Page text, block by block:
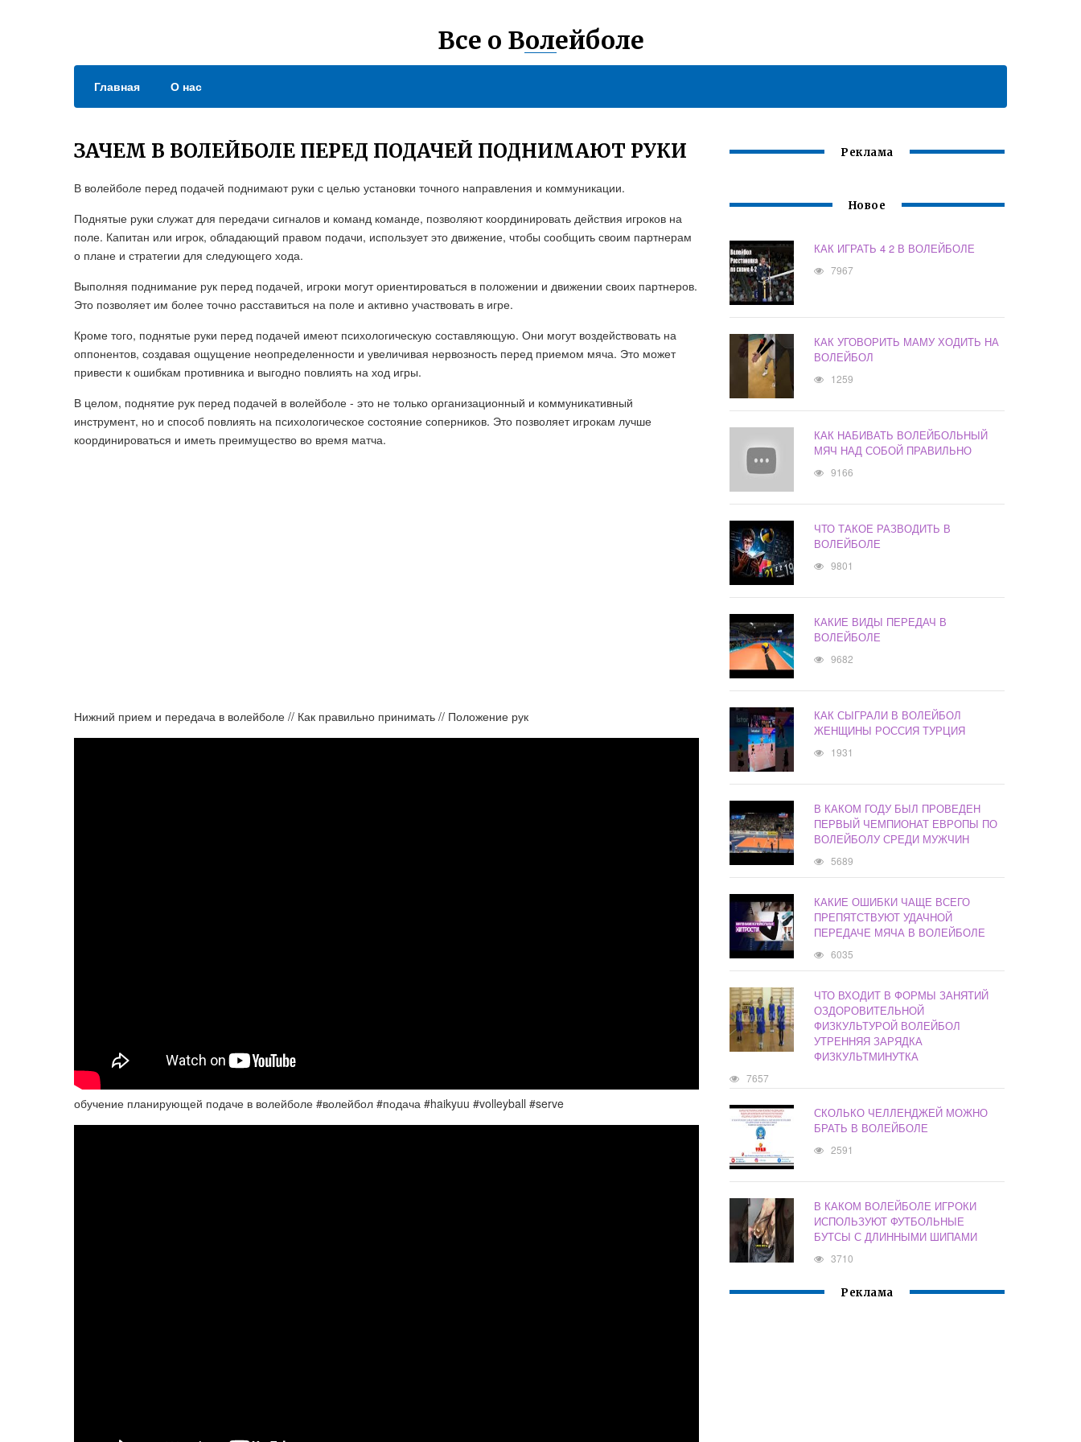
Все о Волейболе
Главная О нас
ЗАЧЕМ В ВОЛЕЙБОЛЕ ПЕРЕД ПОДАЧЕЙ ПОДНИМАЮТ РУКИ
В волейболе перед подачей поднимают руки с целью установки точного направления и коммуникации.
Поднятые руки служат для передачи сигналов и команд команде, позволяют координировать действия игроков на
поле. Капитан или игрок, обладающий правом подачи, использует это движение, чтобы сообщить своим партнерам
о плане и стратегии для следующего хода.
Выполняя поднимание рук перед подачей, игроки могут ориентироваться в положении и движении своих партнеров.
Это позволяет им более точно расставиться на поле и активно участвовать в игре.
Кроме того, поднятые руки перед подачей имеют психологическую составляющую. Они могут воздействовать на
оппонентов, создавая ощущение неопределенности и увеличивая нервозность перед приемом мяча. Это может
привести к ошибкам противника и выгодно повлиять на ход игры.
В целом, поднятие рук перед подачей в волейболе - это не только организационный и коммуникативный
инструмент, но и способ повлиять на психологическое состояние соперников. Это позволяет игрокам лучше
координироваться и иметь преимущество во время матча.
Нижний прием и передача в волейболе // Как правильно принимать // Положение рук
обучение планирующей подаче в волейболе #волейбол #подача #haikyuu #volleyball #serve
Реклама
Новое
КАК ИГРАТЬ 4 2 В ВОЛЕЙБОЛЕ
7967
КАК УГОВОРИТЬ МАМУ ХОДИТЬ НА
ВОЛЕЙБОЛ
1259
КАК НАБИВАТЬ ВОЛЕЙБОЛЬНЫЙ
МЯЧ НАД СОБОЙ ПРАВИЛЬНО
9166
ЧТО ТАКОЕ РАЗВОДИТЬ В
ВОЛЕЙБОЛЕ
9801
КАКИЕ ВИДЫ ПЕРЕДАЧ В
ВОЛЕЙБОЛЕ
9682
КАК СЫГРАЛИ В ВОЛЕЙБОЛ
ЖЕНЩИНЫ РОССИЯ ТУРЦИЯ
1931
В КАКОМ ГОДУ БЫЛ ПРОВЕДЕН
ПЕРВЫЙ ЧЕМПИОНАТ ЕВРОПЫ ПО
ВОЛЕЙБОЛУ СРЕДИ МУЖЧИН
5689
КАКИЕ ОШИБКИ ЧАЩЕ ВСЕГО
ПРЕПЯТСТВУЮТ УДАЧНОЙ
ПЕРЕДАЧЕ МЯЧА В ВОЛЕЙБОЛЕ
6035
ЧТО ВХОДИТ В ФОРМЫ ЗАНЯТИЙ
ОЗДОРОВИТЕЛЬНОЙ
ФИЗКУЛЬТУРОЙ ВОЛЕЙБОЛ
УТРЕННЯЯ ЗАРЯДКА
ФИЗКУЛЬТМИНУТКА
7657
СКОЛЬКО ЧЕЛЛЕНДЖЕЙ МОЖНО
БРАТЬ В ВОЛЕЙБОЛЕ
2591
В КАКОМ ВОЛЕЙБОЛЕ ИГРОКИ
ИСПОЛЬЗУЮТ ФУТБОЛЬНЫЕ
БУТСЫ С ДЛИННЫМИ ШИПАМИ
3710
Реклама